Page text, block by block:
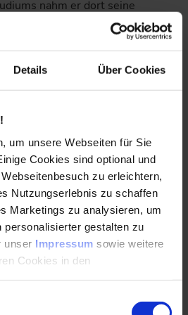
Details Über Cookies
um unsere Webseiten für Sie
Cookies sind optional und
zu erleichtern,
Nutzungserlebnis zu schaffen
Marketings zu analysieren, um
personalisierter gestalten zu
unser Impressum sowie weitere
Cookies in den
nahm er dort seine
Mitarbeiter am Lehrstuhl
auf. Fabian
auf Methoden zur
von Planungsprozessen